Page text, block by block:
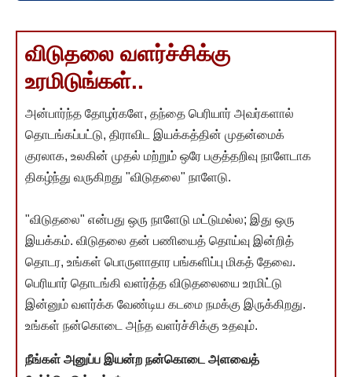
விடுதலை வளர்ச்சிக்கு
உரமிடுங்கள்..
அன்பார்ந்த தோழர்களே, தந்தை பெரியார் அவர்களால்
தொடங்கப்பட்டு, திராவிட இயக்கத்தின் முதன்மைக்
குரலாக, உலகின் முதல் மற்றும் ஒரே பகுத்தறிவு நாளேடாக
திகழ்ந்து வருகிறது "விடுதலை" நாளேடு.
"விடுதலை" என்பது ஒரு நாளேடு மட்டுமல்ல; இது ஒரு
இயக்கம். விடுதலை தன் பணியைத் தொய்வு இன்றித்
தொடர, உங்கள் பொருளாதார பங்களிப்பு மிகத் தேவை.
பெரியார் தொடங்கி வளர்த்த விடுதலையை உரமிட்டு
இன்னும் வளர்க்க வேண்டிய கடமை நமக்கு இருக்கிறது.
உங்கள் நன்கொடை அந்த வளர்ச்சிக்கு உதவும்.
நீங்கள் அனுப்ப இயன்ற நன்கொடை அளவைத்